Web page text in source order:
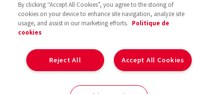
By clicking “Accept All Cookies”, you agree to the storing of
cookies on your device to enhance site navigation, analyze site
usage, and assist in our marketing efforts. Politique de
cookies
Accept All Cookies
Reject All